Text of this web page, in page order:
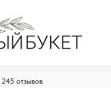
отзывов